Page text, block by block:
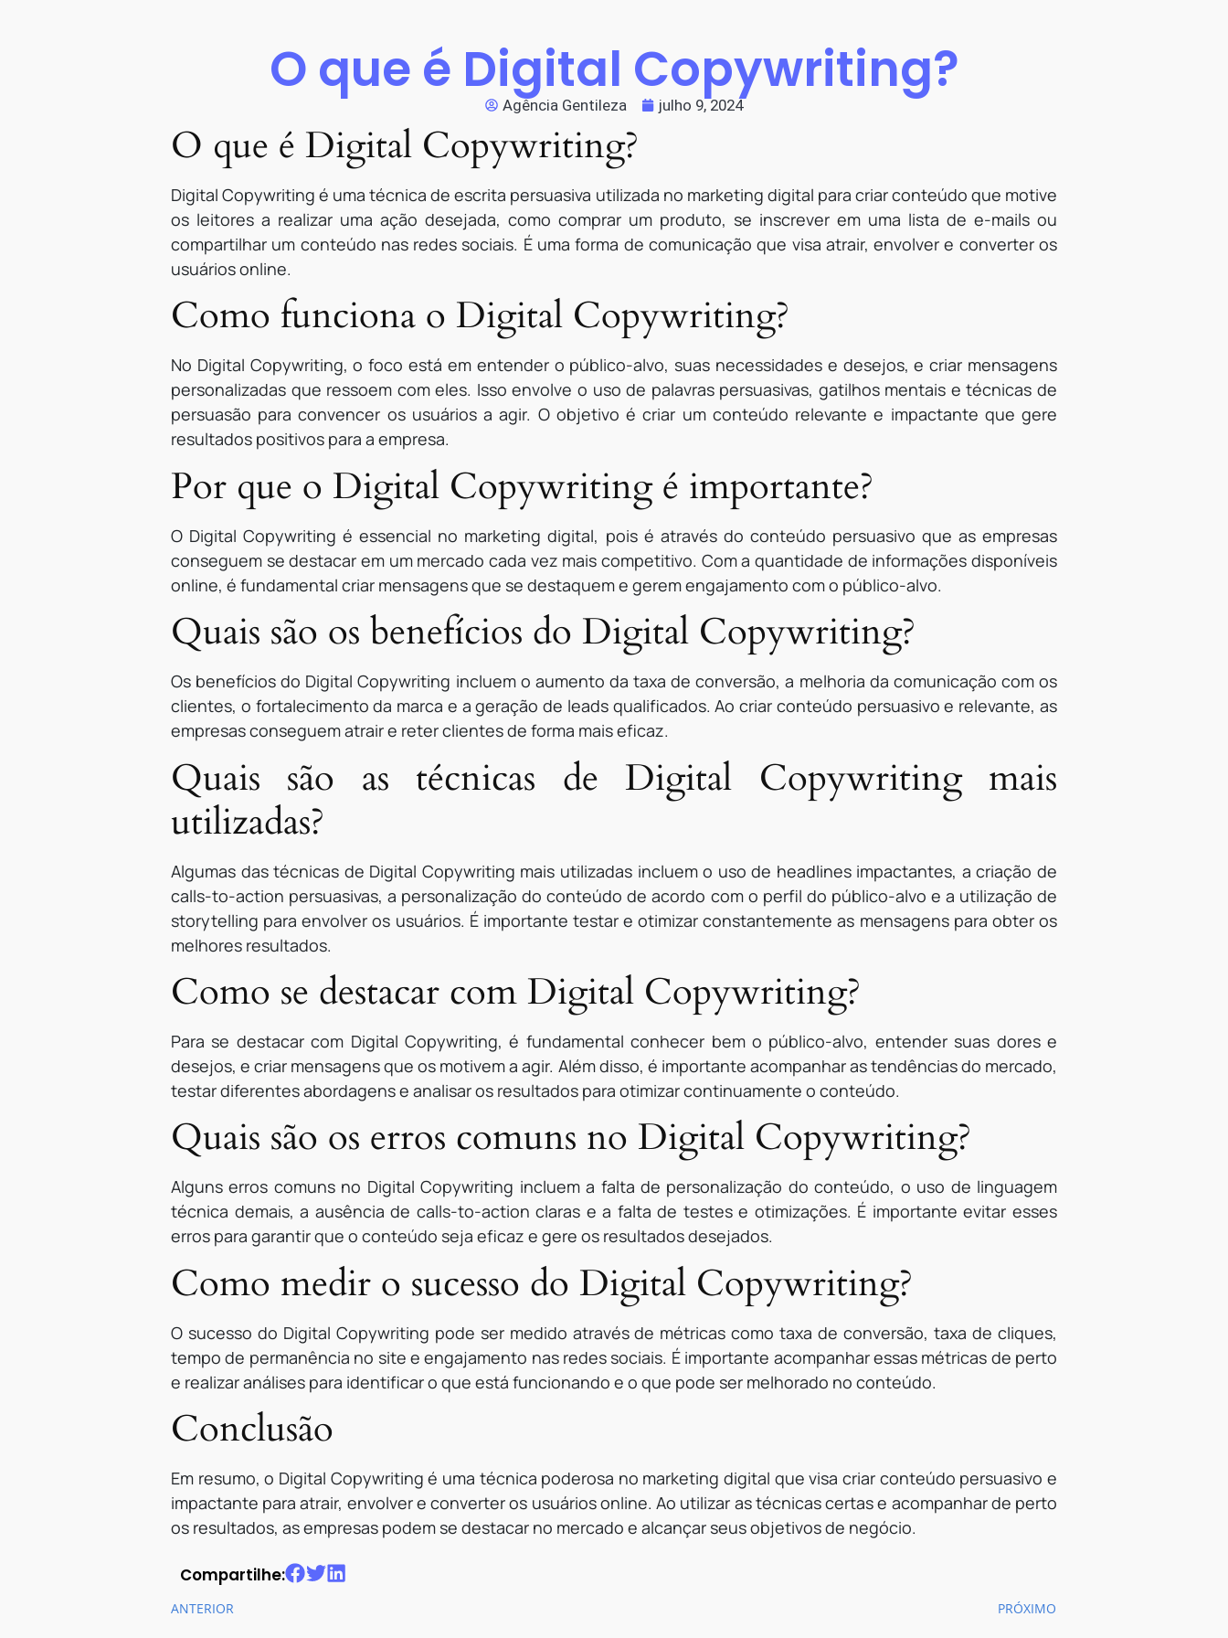
O que é Digital Copywriting?
Agência Gentileza julho 9, 2024
O que é Digital Copywriting?
Digital Copywriting é uma técnica de escrita persuasiva utilizada no marketing digital para criar conteúdo que motive
os leitores a realizar uma ação desejada, como comprar um produto, se inscrever em uma lista de e-mails ou
compartilhar um conteúdo nas redes sociais. É uma forma de comunicação que visa atrair, envolver e converter os
usuários online.
Como funciona o Digital Copywriting?
No Digital Copywriting, o foco está em entender o público-alvo, suas necessidades e desejos, e criar mensagens
personalizadas que ressoem com eles. Isso envolve o uso de palavras persuasivas, gatilhos mentais e técnicas de
persuasão para convencer os usuários a agir. O objetivo é criar um conteúdo relevante e impactante que gere
resultados positivos para a empresa.
Por que o Digital Copywriting é importante?
O Digital Copywriting é essencial no marketing digital, pois é através do conteúdo persuasivo que as empresas
conseguem se destacar em um mercado cada vez mais competitivo. Com a quantidade de informações disponíveis
online, é fundamental criar mensagens que se destaquem e gerem engajamento com o público-alvo.
Quais são os benefícios do Digital Copywriting?
Os benefícios do Digital Copywriting incluem o aumento da taxa de conversão, a melhoria da comunicação com os
clientes, o fortalecimento da marca e a geração de leads qualificados. Ao criar conteúdo persuasivo e relevante, as
empresas conseguem atrair e reter clientes de forma mais eficaz.
Quais são as técnicas de Digital Copywriting mais
utilizadas?
Algumas das técnicas de Digital Copywriting mais utilizadas incluem o uso de headlines impactantes, a criação de
calls-to-action persuasivas, a personalização do conteúdo de acordo com o perfil do público-alvo e a utilização de
storytelling para envolver os usuários. É importante testar e otimizar constantemente as mensagens para obter os
melhores resultados.
Como se destacar com Digital Copywriting?
Para se destacar com Digital Copywriting, é fundamental conhecer bem o público-alvo, entender suas dores e
desejos, e criar mensagens que os motivem a agir. Além disso, é importante acompanhar as tendências do mercado,
testar diferentes abordagens e analisar os resultados para otimizar continuamente o conteúdo.
Quais são os erros comuns no Digital Copywriting?
Alguns erros comuns no Digital Copywriting incluem a falta de personalização do conteúdo, o uso de linguagem
técnica demais, a ausência de calls-to-action claras e a falta de testes e otimizações. É importante evitar esses
erros para garantir que o conteúdo seja eficaz e gere os resultados desejados.
Como medir o sucesso do Digital Copywriting?
O sucesso do Digital Copywriting pode ser medido através de métricas como taxa de conversão, taxa de cliques,
tempo de permanência no site e engajamento nas redes sociais. É importante acompanhar essas métricas de perto
e realizar análises para identificar o que está funcionando e o que pode ser melhorado no conteúdo.
Conclusão
Em resumo, o Digital Copywriting é uma técnica poderosa no marketing digital que visa criar conteúdo persuasivo e
impactante para atrair, envolver e converter os usuários online. Ao utilizar as técnicas certas e acompanhar de perto
os resultados, as empresas podem se destacar no mercado e alcançar seus objetivos de negócio.
Compartilhe:
ANTERIOR PRÓXIMO